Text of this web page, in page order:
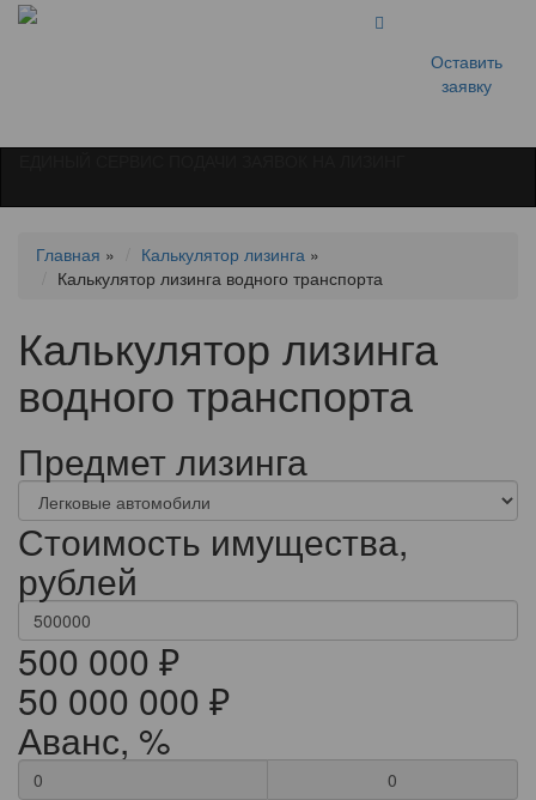
Оставить
заявку
Главная » Калькулятор лизинга »
Калькулятор лизинга водного транспорта
Калькулятор лизинга
водного транспорта
Предмет лизинга
Стоимость имущества,
рублей
500 000 ₽
50 000 000 ₽
Аванс, %
0